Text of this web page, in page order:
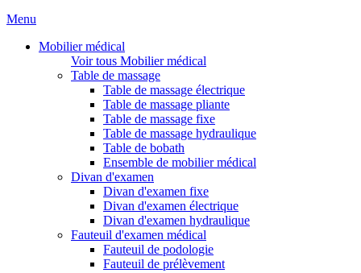
Menu
Mobilier médical
Voir tous Mobilier médical
Table de massage
Table de massage électrique
Table de massage pliante
Table de massage fixe
Table de massage hydraulique
Table de bobath
Ensemble de mobilier médical
Divan d'examen
Divan d'examen fixe
Divan d'examen électrique
Divan d'examen hydraulique
Fauteuil d'examen médical
Fauteuil de podologie
Fauteuil de prélèvement